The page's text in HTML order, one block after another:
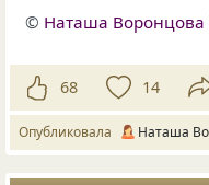
© Наташа Воронцова
68 14
Опубликовала Наташа